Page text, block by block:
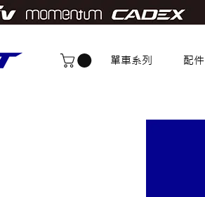
單車系列 配件